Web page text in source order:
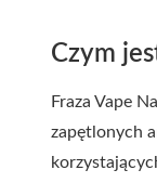
Czym
Fraza Vape
zapętlonych